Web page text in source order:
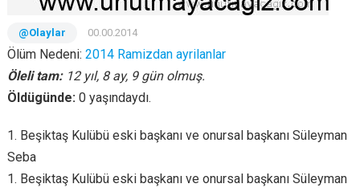
@Olaylar 00.00.2014
Ölüm Nedeni: 2014 Ramizdan ayrilanlar
Öleli tam: 12 yıl, 8 ay, 9 gün olmuş.
Öldügünde: 0 yaşındaydı.
1. Beşiktaş Kulübü eski başkanı ve onursal başkanı Süleyman
Seba
1. Beşiktaş Kulübü eski başkanı ve onursal başkanı Süleyman